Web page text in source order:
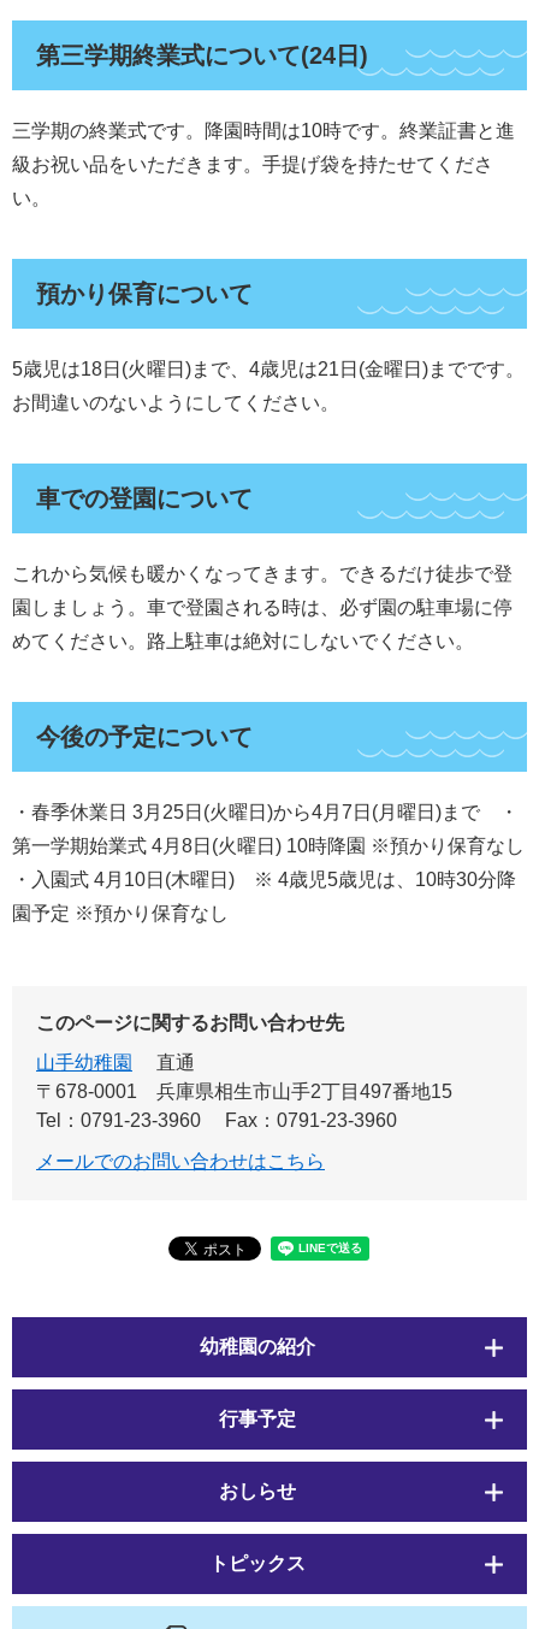
第三学期終業式について(24日)
三学期の終業式です。降園時間は10時です。終業証書と進
級お祝い品をいただきます。手提げ袋を持たせてくださ
い。
預かり保育について
5歳児は18日(火曜日)まで、4歳児は21日(金曜日)までです。
お間違いのないようにしてください。
車での登園について
これから気候も暖かくなってきます。できるだけ徒歩で登
園しましょう。車で登園される時は、必ず園の駐車場に停
めてください。路上駐車は絶対にしないでください。
今後の予定について
・春季休業日 3月25日(火曜日)から4月7日(月曜日)まで ・
第一学期始業式 4月8日(火曜日) 10時降園 ※預かり保育なし
・入園式 4月10日(木曜日) ※ 4歳児5歳児は、10時30分降
園予定 ※預かり保育なし
このページに関するお問い合わせ先
山手幼稚園
直通
〒678-0001
兵庫県相生市山手2丁目497番地15
Tel：0791-23-3960
Fax：0791-23-3960
メールでのお問い合わせはこちら
幼稚園の紹介
行事予定
おしらせ
トピックス